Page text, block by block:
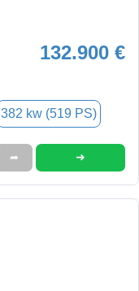
132.900 €
382 kw (519 PS)
➦ ➜